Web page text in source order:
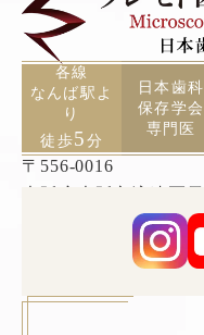
各線
なんば駅よ
り
徒歩5分
日本歯科
保存学会
専門医
〒556-0016